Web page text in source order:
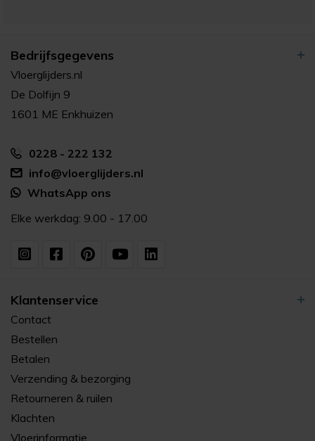
Bedrijfsgegevens
Vloerglijders.nl
De Dolfijn 9
1601 ME Enkhuizen
0228 - 222 132
info@vloerglijders.nl
WhatsApp ons
Elke werkdag: 9.00 - 17.00
Klantenservice
Contact
Bestellen
Betalen
Verzending & bezorging
Retourneren & ruilen
Klachten
Vloerinformatie